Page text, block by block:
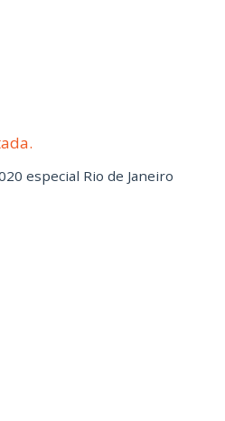
especial Rio de Janeiro